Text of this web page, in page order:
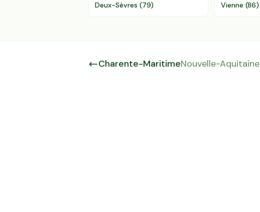
Deux-Sèvres (79) Vienne (86)
Charente-MaritimeNouvelle-Aquitaine